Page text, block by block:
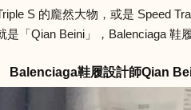
S 的龐然大物，或是 Speed
Qian Beini」，Balenciaga 鞋
Balenciaga鞋履設計師Qian